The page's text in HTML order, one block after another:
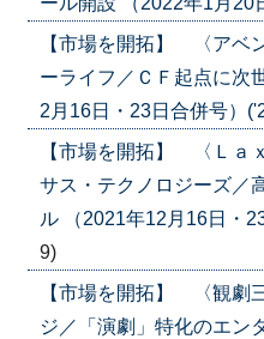
【市場を開拓】 〈アベ
ーライフ／ＣＦ起点に次
2月16日・23日合併号）
【市場を開拓】 〈Ｌａ
サス・テクノロジーズ／
ル （2021年12月16日・
9)
【市場を開拓】 〈観劇
ジ／「演劇」特化のエン